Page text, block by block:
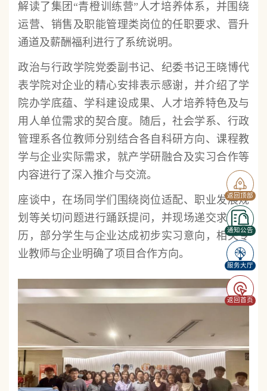
返回顶部
通知公告
服务大厅
返回首页
解读了集团“青橙训练营”人才培养体系，并围绕
运营、销售及职能管理类岗位的任职要求、晋升
通道及薪酬福利进行了系统说明。
政治与行政学院党委副书记、纪委书记王晓博代
表学院对企业的精心安排表示感谢，并介绍了学
院办学底蕴、学科建设成果、人才培养特色及与
用人单位需求的契合度。随后，社会学系、行政
管理系各位教师分别结合各自科研方向、课程教
学与企业实际需求，就产学研融合及实习合作等
内容进行了深入推介与交流。
座谈中，在场同学们围绕岗位适配、职业发展规
划等关切问题进行踊跃提问，并现场递交求职简
历，部分学生与企业达成初步实习意向，相关专
业教师与企业明确了项目合作方向。